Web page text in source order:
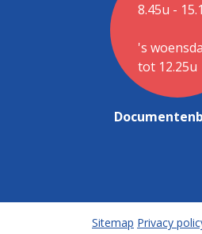
8.45u -
's
tot 12.25u
Sitemap Privacy